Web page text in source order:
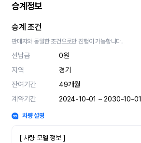
승계정보
승계 조건
판매자와 동일한 조건으로만 진행이 가능합니다.
선납금
0원
지역
경기
잔여기간
49개월
계약기간
2024-10-01 ~ 2030-10-01
차량 설명
​[ 차량 모델 정보 ]